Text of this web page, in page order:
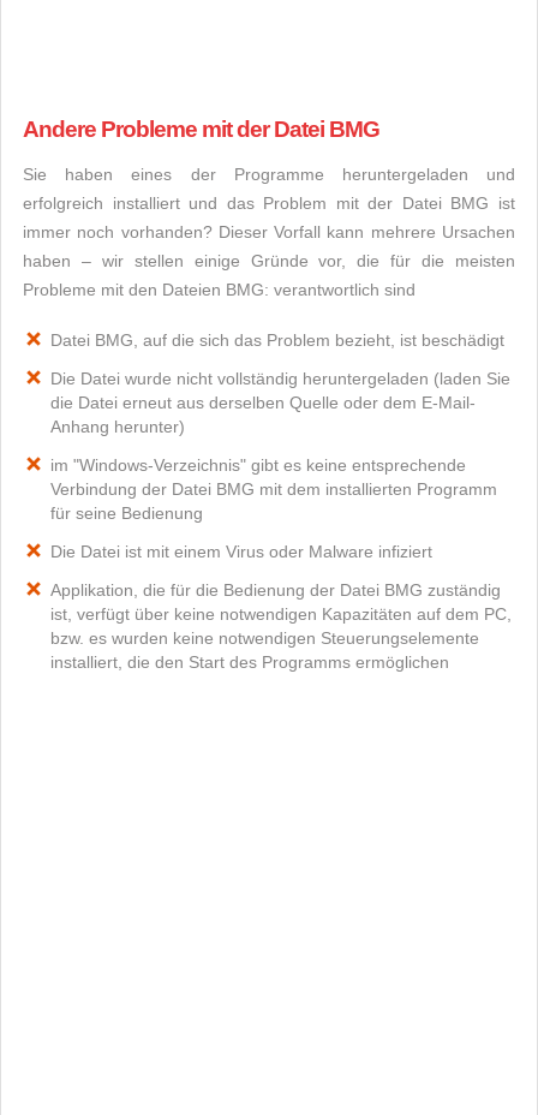
Andere Probleme mit der Datei BMG
Sie haben eines der Programme heruntergeladen und
erfolgreich installiert und das Problem mit der Datei BMG ist
immer noch vorhanden? Dieser Vorfall kann mehrere Ursachen
haben – wir stellen einige Gründe vor, die für die meisten
Probleme mit den Dateien BMG: verantwortlich sind
Datei BMG, auf die sich das Problem bezieht, ist beschädigt
Die Datei wurde nicht vollständig heruntergeladen (laden Sie
die Datei erneut aus derselben Quelle oder dem E-Mail-
Anhang herunter)
im "Windows-Verzeichnis" gibt es keine entsprechende
Verbindung der Datei BMG mit dem installierten Programm
für seine Bedienung
Die Datei ist mit einem Virus oder Malware infiziert
Applikation, die für die Bedienung der Datei BMG zuständig
ist, verfügt über keine notwendigen Kapazitäten auf dem PC,
bzw. es wurden keine notwendigen Steuerungselemente
installiert, die den Start des Programms ermöglichen